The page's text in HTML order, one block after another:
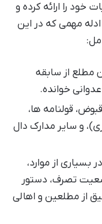
خود را ارائه کرده و
مهمی که در این
مطلع از سابقه
خوانده.
قولنامه ها،
و سایر مدارک دال
در بسیاری از موارد،
تصرف، دستور
از مطلعین و اهالی